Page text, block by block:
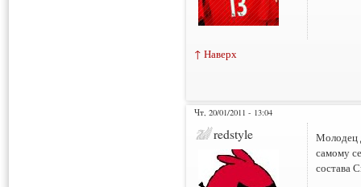
↑ Наверх
Чт, 20/01/2011 - 13:04
redstyle
Молодец
самому
состава